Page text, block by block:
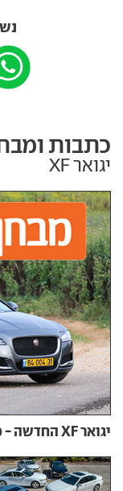
כתבות
יגואר XF
יגואר XF החדשה - מבחן רכב